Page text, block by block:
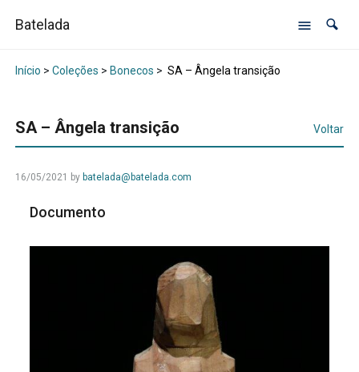
Batelada
Início > Coleções > Bonecos > SA – Ângela transição
SA – Ângela transição Voltar
16/05/2021 by batelada@batelada.com
Documento